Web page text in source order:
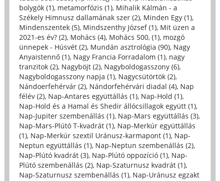
bolygók (1), metamorfózis (1), Mihalik Kálmán - a
Székely Himnusz dallamának szer (2), Minden Egy (1),
Mindenszentek (5), Mindszenthy József (1), Mit üzen a
2021-es év? (2), Mohács (4), Mohács 500, (1), mozgó
ünnepek - Húsvét (2), Mundán asztrológia (90), Nagy
Anyaistennő (1), Nagy Francia Forradalom (1), nagy
tranzitok (2), Nagyböjt (2), Nagyboldogasszony (6),
Nagyboldogasszony napja (1), Nagycsütörtök (2),
Nándoerfehérvár (2), Nándorfehérvári diadal (4), Nap
félév (2), Nap-Antares együttállás (1), Nap-Hold (1),
Nap-Hold és a Hamal és Shedir állócsillagok együtt (1),
Nap-Jupiter szembenállás (1), Nap-Mars együttállás (3),
Nap-Mars-Plútó T-kvadrát (1), Nap-Merkúr együttállás
(1), Nap-Merkúr szextil Uránusz-karmapont (1), Nap-
Neptun együttállás (1), Nap-Neptun szembenállás (2),
Nap-Plútó kvadrát (3), Nap-Plútó oppozíció (1), Nap-
Plútó szembenállás (2), Nap-Szaturnusz kvadrát (1),
Nap-Szaturnusz szembenállás (1), Nap-Uránusz egzakt